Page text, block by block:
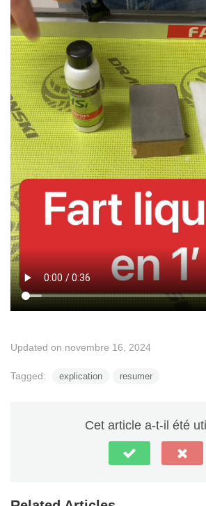
Updated on novembre 16, 2024
Tagged: explication resumer
Cet article a-t-il été